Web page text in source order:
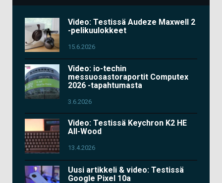
Video: Testissä Audeze Maxwell 2
-pelikuulokkeet
15.6.2026
Video: io-techin
messuosastoraportit Computex
2026 -tapahtumasta
3.6.2026
Video: Testissä Keychron K2 HE
All-Wood
13.4.2026
Uusi artikkeli & video: Testissä
Google Pixel 10a